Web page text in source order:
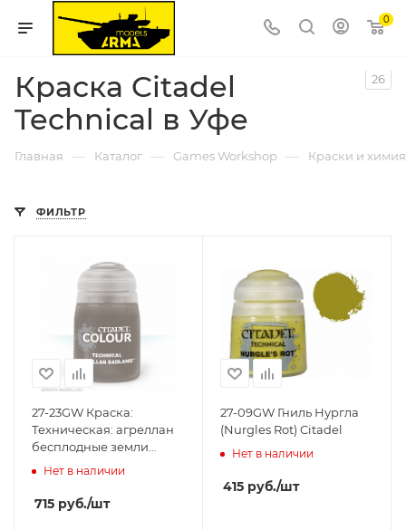
0
Краска Citadel
Technical в Уфе
26
Главная — Каталог — Games Workshop — Краски и
ФИЛЬТР
27-23GW Краска:
Техническая: агреллан
бесплодные земли
(24мл) (TECHNICAL:
(24ML) ) Citadel
Нет в наличии
715 руб./шт
27-09GW Гниль Нургла
(Nurgles Rot) Citadel
Нет в наличии
415 руб./шт